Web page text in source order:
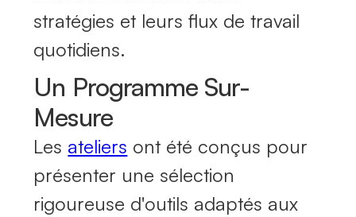
stratégies et leurs flux de travail
quotidiens.
Un Programme Sur-
Mesure
Les ateliers ont été conçus pour
présenter une sélection
rigoureuse d'outils adaptés aux